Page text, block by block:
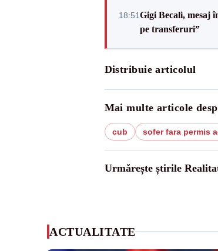
18:51Gigi Becali, mesaj
pe transferuri”
Distribuie articolul
Mai multe articole
cub sofer fara permis
Urmărește știrile
ACTUALITATE